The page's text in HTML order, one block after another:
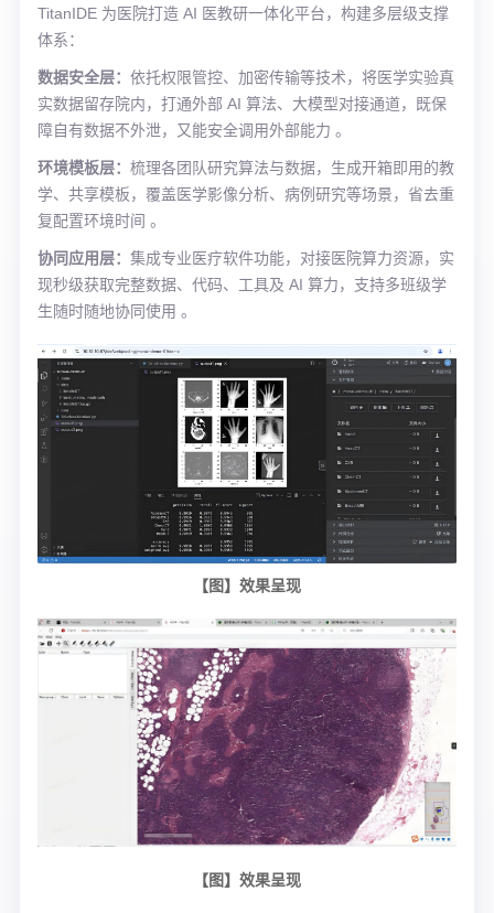
TitanIDE 为医院打造 AI 医教研一体化平台，构建多层级支撑
体系：
数据安全层： 依托权限管控、加密传输等技术，将医学实验真
实数据留存院内，打通外部 AI 算法、大模型对接通道，既保
障自有数据不外泄，又能安全调用外部能力 。
环境模板层： 梳理各团队研究算法与数据，生成开箱即用的教
学、共享模板，覆盖医学影像分析、病例研究等场景，省去重
复配置环境时间 。
协同应用层： 集成专业医疗软件功能，对接医院算力资源，实
现秒级获取完整数据、代码、工具及 AI 算力，支持多班级学
生随时随地协同使用 。
【图】效果呈现
【图】效果呈现